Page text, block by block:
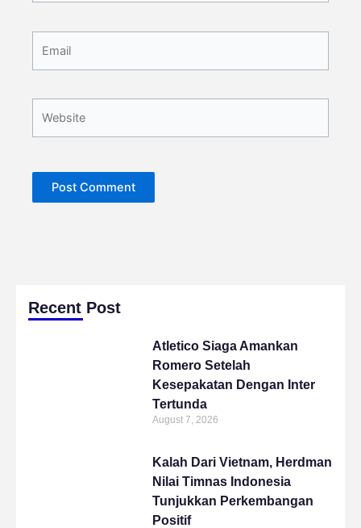
Recent Post
Atletico Siaga Amankan
Romero Setelah
Kesepakatan Dengan Inter
Tertunda
August 7, 2026
Kalah Dari Vietnam, Herdman
Nilai Timnas Indonesia
Tunjukkan Perkembangan
Positif